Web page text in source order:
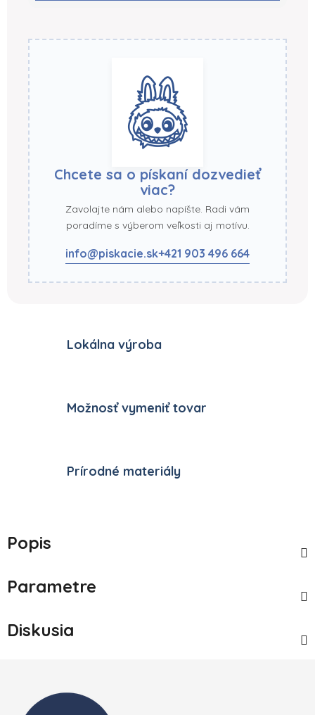
Chcete sa o pískaní dozvedieť
viac?
Zavolajte nám alebo napíšte. Radi vám
poradíme s výberom veľkosti aj motívu.
info@piskacie.sk+421 903 496 664
Lokálna výroba
Možnosť vymeniť tovar
Prírodné materiály
Popis
Parametre
Diskusia